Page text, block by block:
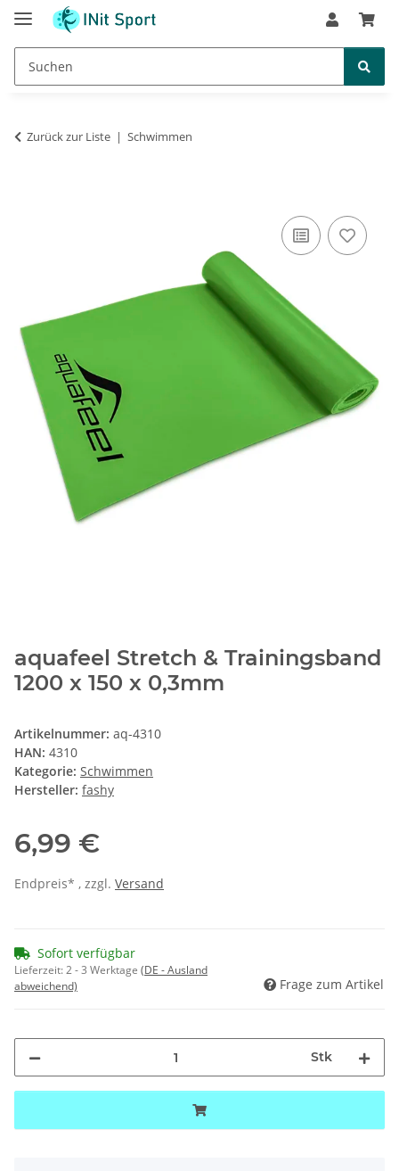
Zurück zur Liste Schwimmen
aquafeel Stretch & Trainingsband
1200 x 150 x 0,3mm
Artikelnummer: aq-4310
HAN: 4310
Kategorie: Schwimmen
Hersteller: fashy
6,99 €
Endpreis* , zzgl. Versand
Sofort verfügbar
Lieferzeit:2 - 3 Werktage (DE - Ausland
abweichend)
Frage zum Artikel
Stk